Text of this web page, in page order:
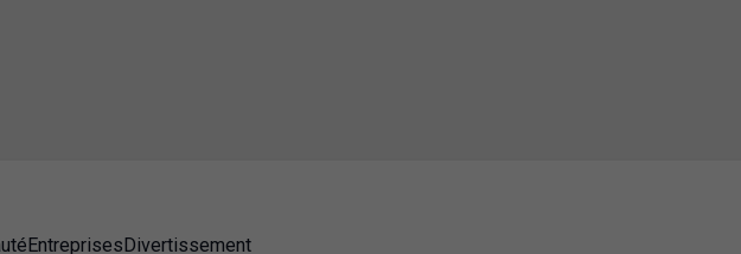
EntreprisesDivertissement